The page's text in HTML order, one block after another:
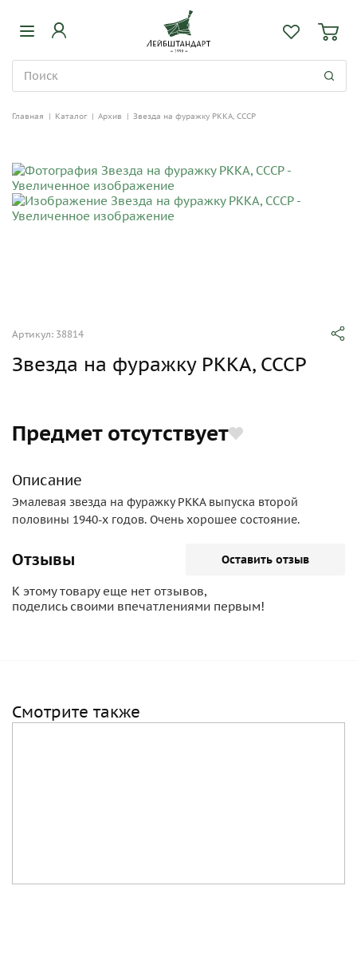
Главная | Каталог | Архив | Звезда на фуражку РККА, СССР
Артикул: 38814
Звезда на фуражку РККА, СССР
Предмет отсутствует
Описание
Эмалевая звезда на фуражку РККА выпуска второй
половины 1940-х годов. Очень хорошее состояние.
Отзывы Оставить отзыв
К этому товару еще нет отзывов,
поделись своими впечатлениями первым!
Смотрите также